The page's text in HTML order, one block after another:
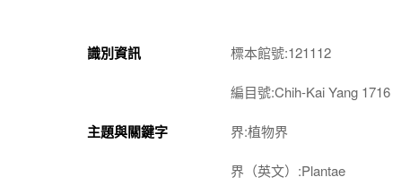
識別資訊 標本館號:121112
編目號:Chih-Kai Yang 1716
主題與關鍵字 界:植物界
界（英文）:Plantae